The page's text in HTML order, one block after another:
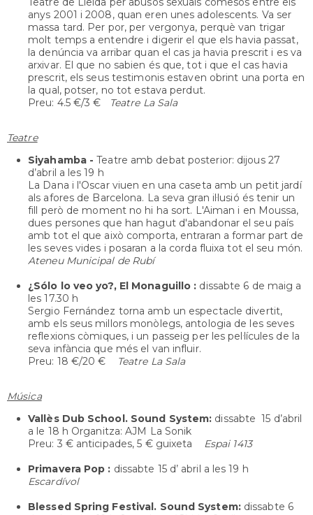
anys 2001 i 2008, quan eren unes adolescents. Va ser
massa tard. Per por, per vergonya, perquè van trigar
molt temps a entendre i digerir el que els havia passat,
la denúncia va arribar quan el cas ja havia prescrit i es va
arxivar. El que no sabien és que, tot i que el cas havia
prescrit, els seus testimonis estaven obrint una porta en
la qual, potser, no tot estava perdut.
Preu: 4.5 €/3 €
Teatre La Sala
Teatre
Siyahamba -Teatre amb debat posterior: dijous 27
d’abril a les 19 h
La Dana i l'Oscar viuen en una caseta amb un petit jardí
als afores de Barcelona. La seva gran il·lusió és tenir un
fill però de moment no hi ha sort. L'Aiman i en Moussa,
dues persones que han hagut d'abandonar el seu país
amb tot el que això comporta, entraran a formar part de
les seves vides i posaran a la corda fluixa tot el seu món.
Ateneu Municipal de Rubí
¿Sólo lo veo yo?, El Monaguillo : dissabte 6 de maig a
les 17.30 h
Sergio Fernández torna amb un espectacle divertit,
amb els seus millors monòlegs, antologia de les seves
reflexions còmiques, i un passeig per les pel·lícules de la
seva infància que més el van influir.
Preu: 18 €/20 €
Teatre La Sala
Música
Vallès Dub School. Sound System: dissabte 15 d’abril
a le 18 h Organitza: AJM La Sonik
Preu: 3 € anticipades, 5 € guixeta Espai 1413
Primavera Pop : dissabte 15 d’ abril a les 19 h
Escardívol
Blessed Spring Festival. Sound System: dissabte 6